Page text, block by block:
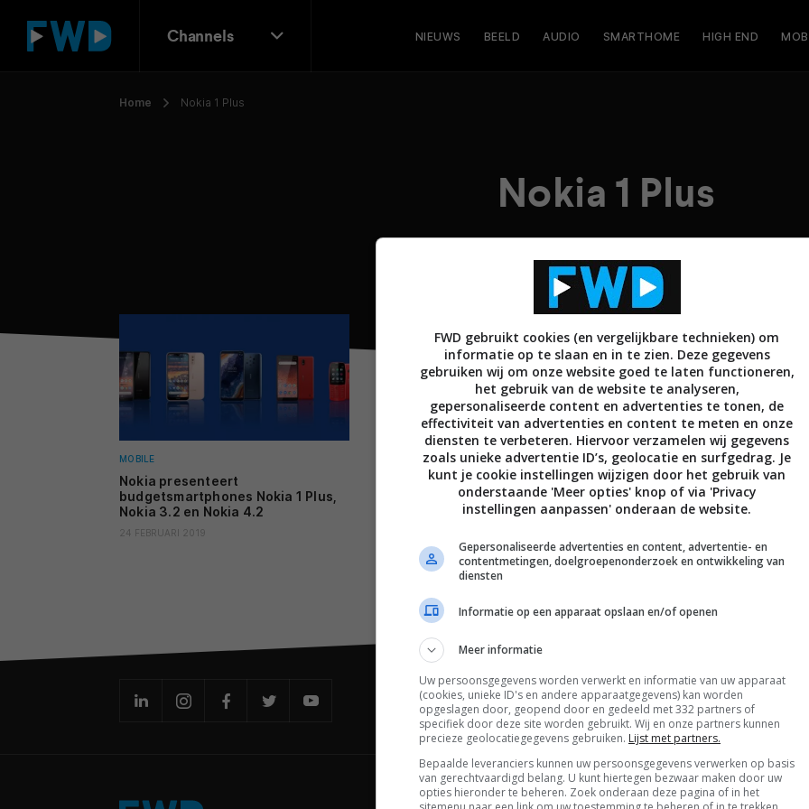
Channels NIEUWS BEELD AUDIO SMARTHOME HIGH END
Home Nokia 1 Plus
Nokia 1 Plus
MOBILE
Nokia presenteert
budgetsmartphones Nokia 1 Plus,
Nokia 3.2 en Nokia 4.2
24 FEBRUARI 2019
De laatste updates in je mailbox
FWD gebruikt cookies (en vergelijkbare technieken) om
informatie op te slaan en in te zien. Deze gegevens
gebruiken wij om onze website goed te laten functioneren,
het gebruik van de website te analyseren,
gepersonaliseerde content en advertenties te tonen, de
effectiviteit van advertenties en content te meten en onze
diensten te verbeteren. Hiervoor verzamelen wij gegevens
zoals unieke advertentie ID’s, geolocatie en surfgedrag. Je
kunt je cookie instellingen wijzigen door het gebruik van
onderstaande 'Meer opties' knop of via 'Privacy
instellingen aanpassen' onderaan de website.
Gepersonaliseerde advertenties en content, advertentie- en
contentmetingen, doelgroepenonderzoek en ontwikkeling van
diensten
Informatie op een apparaat opslaan en/of openen
Meer informatie
Uw persoonsgegevens worden verwerkt en informatie van uw apparaat
(cookies, unieke ID's en andere apparaatgegevens) kan worden
opgeslagen door, geopend door en gedeeld met 332 partners of
specifiek door deze site worden gebruikt. Wij en onze partners kunnen
precieze geolocatiegegevens gebruiken. Lijst met partners.
Bepaalde leveranciers kunnen uw persoonsgegevens verwerken op basis
van gerechtvaardigd belang. U kunt hiertegen bezwaar maken door uw
opties hieronder te beheren. Zoek onderaan deze pagina of in het